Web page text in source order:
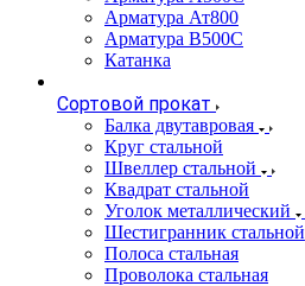
Арматура Ат800
Арматура В500С
Катанка
Сортовой прокат
Балка двутавровая
Круг стальной
Швеллер стальной
Квадрат стальной
Уголок металлический
Шестигранник стальной
Полоса стальная
Проволока стальная